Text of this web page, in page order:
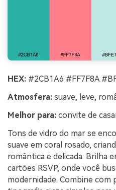
HEX: #2CB1A6 #FF7F8A
Atmosfera: suave, leve,
Melhor para: convite de
Tons de vidro do mar se
suave em coral rosado,
romântica e delicada. Brilha
cartões RSVP, onde você
modernidade. Combine com